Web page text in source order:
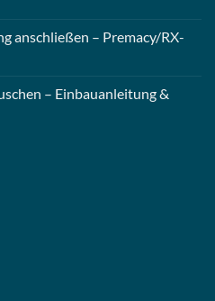
anschließen – Premacy/RX-
– Einbauanleitung &